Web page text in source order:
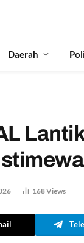
Daerah
168Views